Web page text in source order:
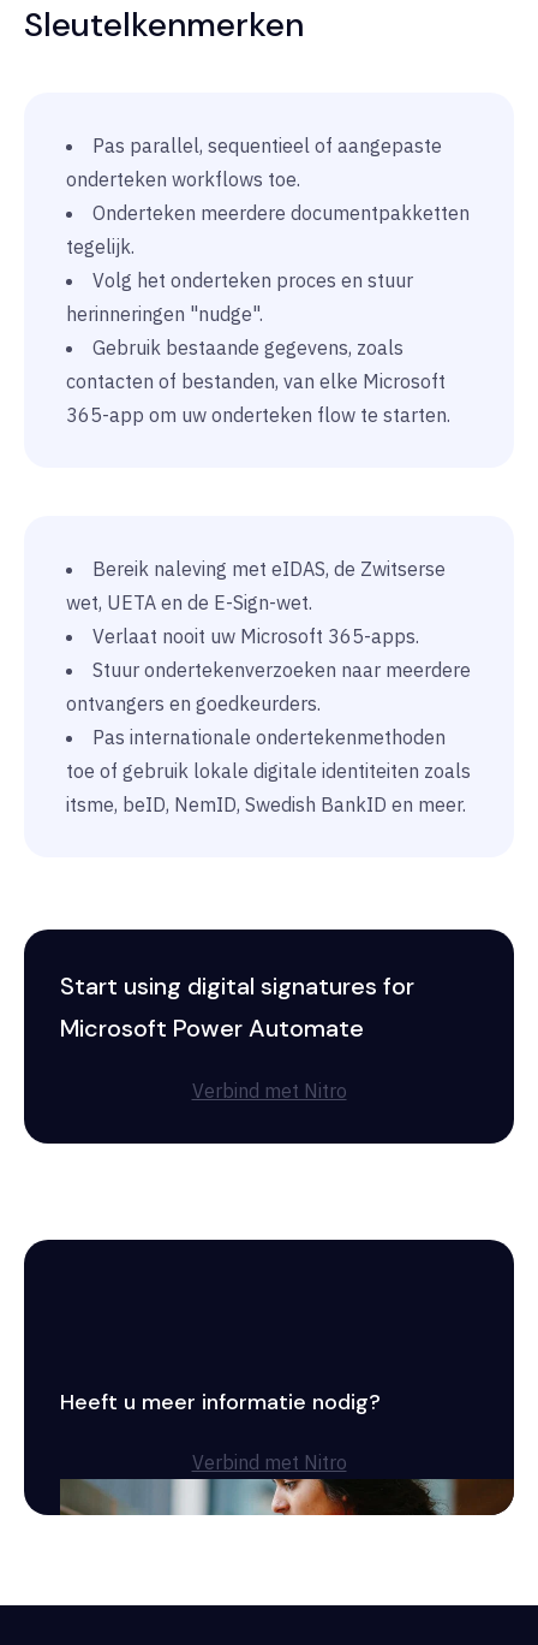
Sleutelkenmerken
Pas parallel, sequentieel of aangepaste
onderteken workflows toe.
Onderteken meerdere documentpakketten
tegelijk.
Volg het onderteken proces en stuur
herinneringen "nudge".
Gebruik bestaande gegevens, zoals
contacten of bestanden, van elke Microsoft
365-app om uw onderteken flow te starten.
Bereik naleving met eIDAS, de Zwitserse
wet, UETA en de E-Sign-wet.
Verlaat nooit uw Microsoft 365-apps.
Stuur ondertekenverzoeken naar meerdere
ontvangers en goedkeurders.
Pas internationale ondertekenmethoden
toe of gebruik lokale digitale identiteiten zoals
itsme, beID, NemID, Swedish BankID en meer.
Start using digital signatures for
Microsoft Power Automate
Verbind met Nitro
Heeft u meer informatie nodig?
Verbind met Nitro